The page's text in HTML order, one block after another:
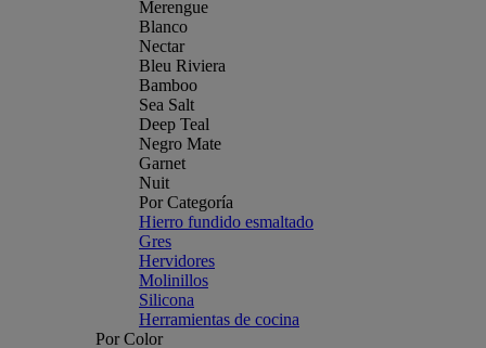
Merengue
Blanco
Nectar
Bleu Riviera
Bamboo
Sea Salt
Deep Teal
Negro Mate
Garnet
Nuit
Por Categoría
Hierro fundido esmaltado
Gres
Hervidores
Molinillos
Silicona
Herramientas de cocina
Por Color